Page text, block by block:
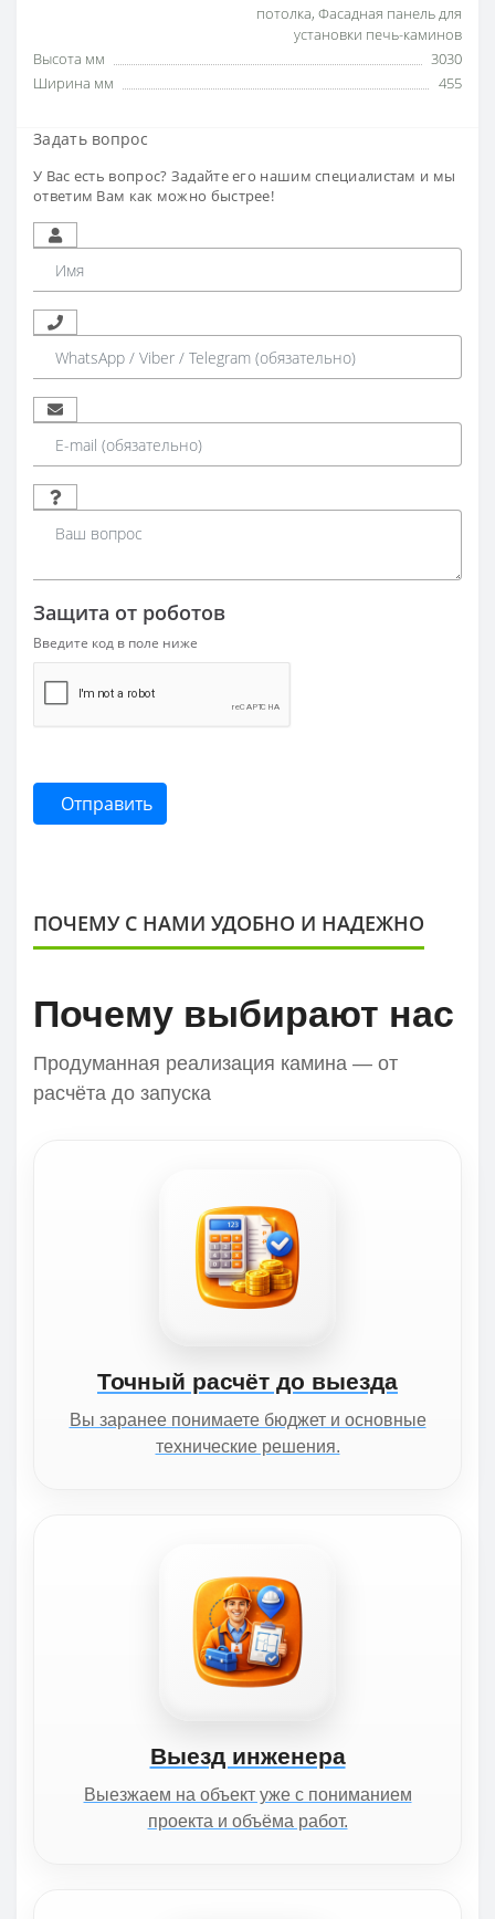
потолка, Фасадная панель для
установки печь-каминов
Высота мм
3030
Ширина мм
455
Задать вопрос
У Вас есть вопрос? Задайте его нашим специалистам и мы
ответим Вам как можно быстрее!
Защита от роботов
Введите код в поле ниже
Отправить
ПОЧЕМУ С НАМИ УДОБНО И НАДЕЖНО
Почему выбирают нас
Продуманная реализация камина — от
расчёта до запуска
Точный расчёт до выезда
Вы заранее понимаете бюджет и основные
технические решения.
Выезд инженера
Выезжаем на объект уже с пониманием
проекта и объёма работ.